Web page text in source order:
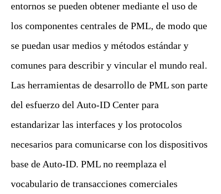
entornos se pueden obtener mediante el uso de
los componentes centrales de PML, de modo que
se puedan usar medios y métodos estándar y
comunes para describir y vincular el mundo real.
Las herramientas de desarrollo de PML son parte
del esfuerzo del Auto-ID Center para
estandarizar las interfaces y los protocolos
necesarios para comunicarse con los dispositivos
base de Auto-ID. PML no reemplaza el
vocabulario de transacciones comerciales